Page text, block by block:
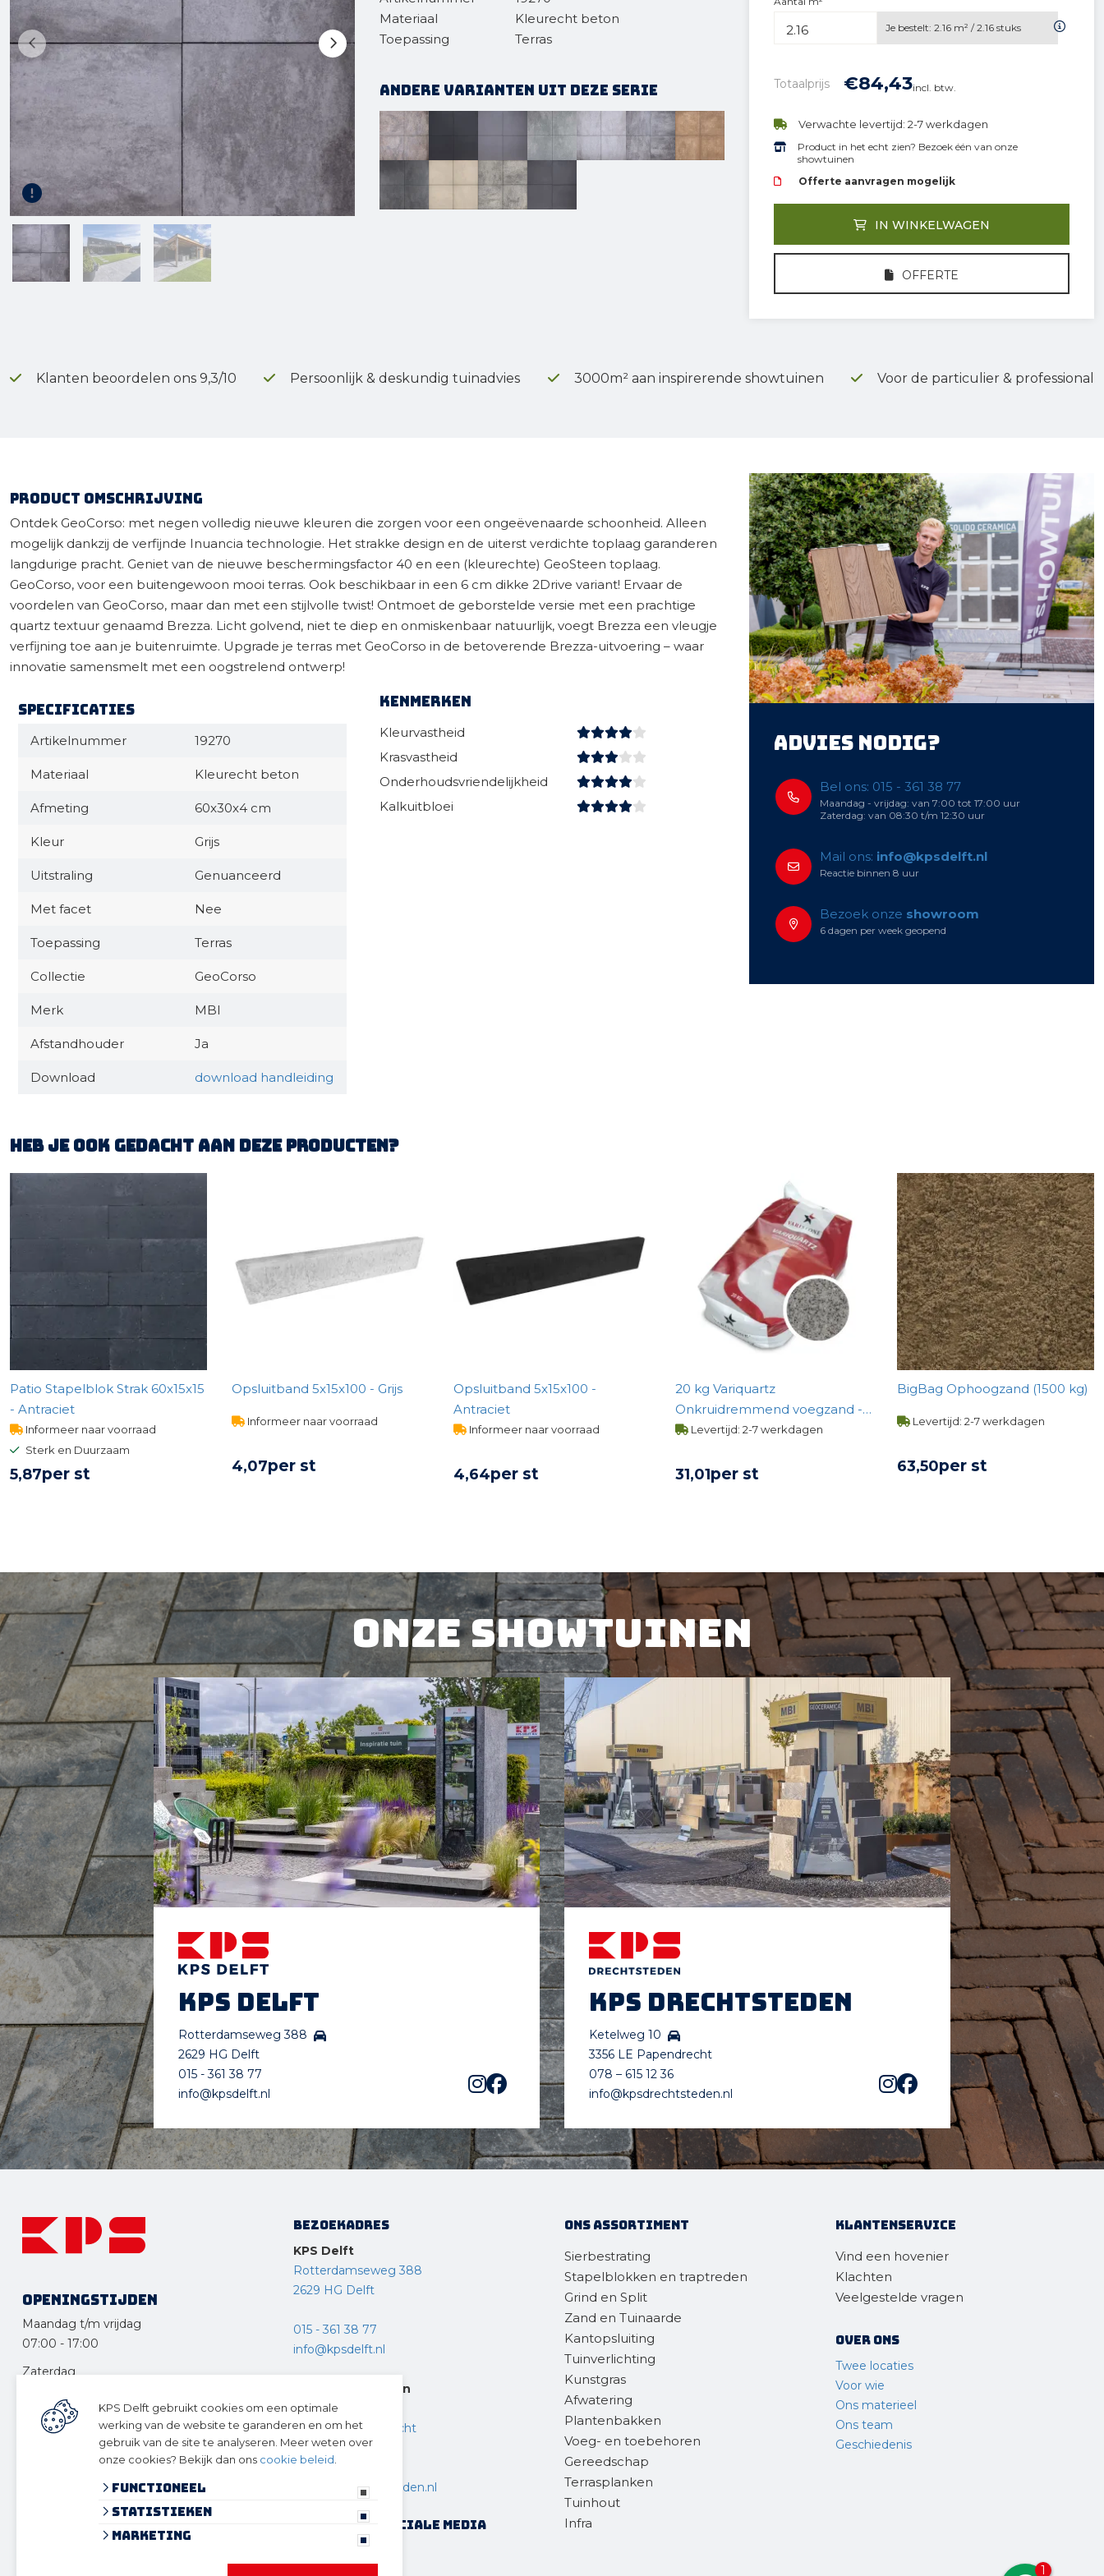
Gereedschap
Terrasplanken
Tuinhout
Infra
Materiaal
Kleurecht beton
Toepassing
Terras
Andere varianten uit deze serie
Je bestelt: 2.16 m² /2.16 stuks
Totaalprijs €84,43incl. btw.
Verwachte levertijd: 2-7 werkdagen
Product in het echt zien? Bezoek één van onze
showtuinen
Offerte aanvragen mogelijk
IN WINKELWAGEN
OFFERTE
Klanten beoordelen ons 9,3/10 Persoonlijk & deskundig tuinadvies 3000m² aan inspirerende showtuinen Voor de particulier & professional
Product omschrijving
Ontdek GeoCorso: met negen volledig nieuwe kleuren die zorgen voor een ongeëvenaarde schoonheid. Alleen
mogelijk dankzij de verfijnde Inuancia technologie. Het strakke design en de uiterst verdichte toplaag garanderen
langdurige pracht. Geniet van de nieuwe beschermingsfactor 40 en een (kleurechte) GeoSteen toplaag.
GeoCorso, voor een buitengewoon mooi terras. Ook beschikbaar in een 6 cm dikke 2Drive variant! Ervaar de
voordelen van GeoCorso, maar dan met een stijlvolle twist! Ontmoet de geborstelde versie met een prachtige
quartz textuur genaamd Brezza. Licht golvend, niet te diep en onmiskenbaar natuurlijk, voegt Brezza een vleugje
verfijning toe aan je buitenruimte. Upgrade je terras met GeoCorso in de betoverende Brezza-uitvoering – waar
innovatie samensmelt met een oogstrelend ontwerp!
Specificaties
Artikelnummer 19270
Materiaal Kleurecht beton
Afmeting 60x30x4 cm
Kleur Grijs
Uitstraling Genuanceerd
Met facet Nee
Toepassing Terras
Collectie GeoCorso
Merk MBI
Afstandhouder Ja
Download download handleiding
Kenmerken
Kleurvastheid
Krasvastheid
Onderhoudsvriendelijkheid
Kalkuitbloei
Advies nodig?
Bel ons: 015 - 361 38 77
Maandag - vrijdag: van 7:00 tot 17:00 uur
Zaterdag: van 08:30 t/m 12:30 uur
Mail ons: info@kpsdelft.nl
Reactie binnen 8 uur
Bezoek onze showroom
6 dagen per week geopend
Heb je ook gedacht aan deze producten?
Patio Stapelblok Strak 60x15x15
- Antraciet
Informeer naar voorraad
Sterk en Duurzaam
5,87per st
Opsluitband 5x15x100 - Grijs
Informeer naar voorraad
4,07per st
Opsluitband 5x15x100 -
Antraciet
Informeer naar voorraad
4,64per st
20 kg Variquartz
Onkruidremmend voegzand -
Steengrijs
Levertijd: 2-7 werkdagen
31,01per st
BigBag Ophoogzand (1500 kg)
Levertijd: 2-7 werkdagen
63,50per st
Onze showtuinen
KPS Delft
Rotterdamseweg 388
2629 HG Delft
015 - 361 38 77
info@kpsdelft.nl
KPS Drechtsteden
Ketelweg 10
3356 LE Papendrecht
078 – 615 12 36
info@kpsdrechtsteden.nl
Openingstijden
Maandag t/m vrijdag
07:00 - 17:00
Zaterdag
Zondag en feestdagen
gesloten
Bezoekadres
KPS Delft
Rotterdamseweg 388
2629 HG Delft
015 - 361 38 77
info@kpsdelft.nl
KPS Drechtsteden
Ketelweg 10
3356 LE Papendrecht
078 – 615 12 36
info@kpsdrechtsteden.nl
Volg ons op sociale media
Ons assortiment
Sierbestrating
Stapelblokken en traptreden
Grind en Split
Zand en Tuinaarde
Kantopsluiting
Tuinverlichting
Kunstgras
Afwatering
Plantenbakken
Voeg- en toebehoren
Gereedschap
Terrasplanken
Tuinhout
Infra
Klantenservice
Vind een hovenier
Klachten
Veelgestelde vragen
Over ons
Twee locaties
Voor wie
Ons materieel
Ons team
Geschiedenis
1
KPS Delft gebruikt cookies om een optimale
werking van de website te garanderen en om het
gebruik van de site te analyseren. Meer weten over
onze cookies? Bekijk dan ons cookie beleid
Functioneel
Statistieken
Marketing